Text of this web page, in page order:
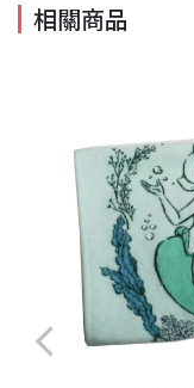
相關商品